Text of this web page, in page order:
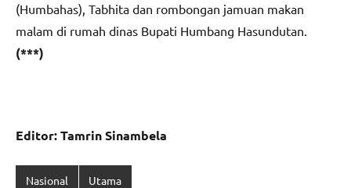
(Humbahas), Tabhita dan rombongan jamuan makan
malam di rumah dinas Bupati Humbang Hasundutan.
(***)
Editor: Tamrin Sinambela
Nasional Utama